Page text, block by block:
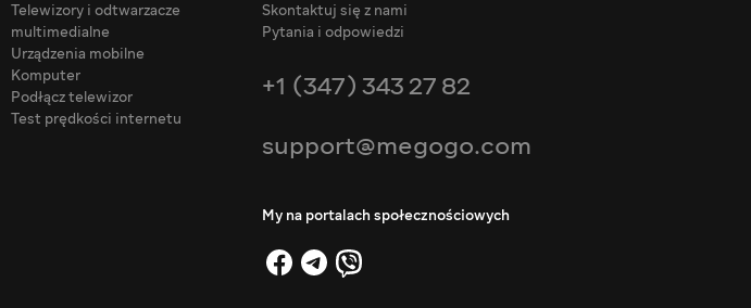
Telewizory i odtwarzacze
multimedialne
Urządzenia mobilne
Komputer
Podłącz telewizor
Test prędkości internetu
Skontaktuj się z nami
Pytania i odpowiedzi
+1 (347) 343 27 82
support@megogo.com
My na portalach społecznościowych